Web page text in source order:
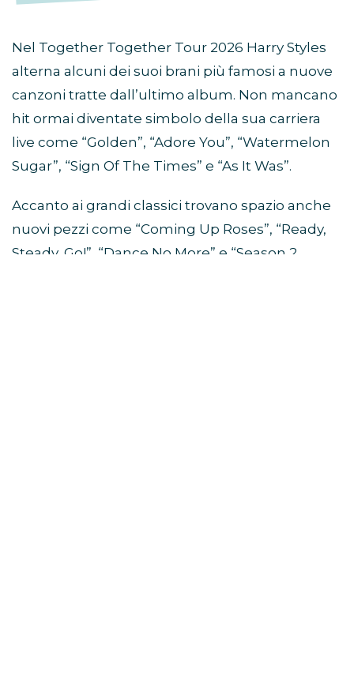
Nel Together Together Tour 2026 Harry Styles
alterna alcuni dei suoi brani più famosi a nuove
canzoni tratte dall’ultimo album. Non mancano
hit ormai diventate simbolo della sua carriera
live come “Golden”, “Adore You”, “Watermelon
Sugar”, “Sign Of The Times” e “As It Was”.
Accanto ai grandi classici trovano spazio anche
nuovi pezzi come “Coming Up Roses”, “Ready,
Steady, Go!”, “Dance No More” e “Season 2